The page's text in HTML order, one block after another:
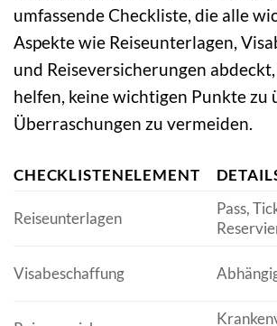
umfassende Checkliste, die alle
Aspekte wie Reiseunterlagen,
und Reiseversicherungen
helfen, keine wichtigen Punkte zu
Überraschungen zu vermeiden.
CHECKLISTENELEMENT
Reiseunterlagen
Pass,
Visabeschaffung